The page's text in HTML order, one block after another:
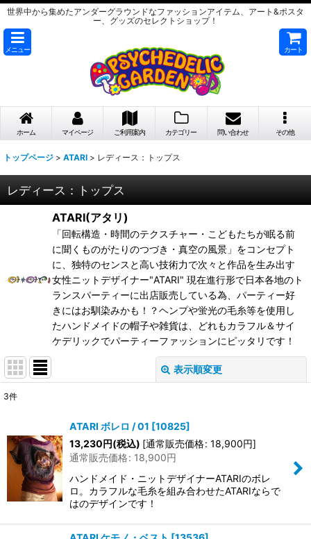
世界中から集めたアンダーグラウンドなファッションアイテム、アート&ポスタ
ー、グッズのセレクトショップ！
メニュー カート
ホーム マイページ ご利用案内 カテゴリー 問い合わせ その他
トップページ > ATARI > レディース：トップス
レディース：トップス
ATARI(アタリ)
「回転構造・時間のテクスチャー・こどもたちが眠る前
に聞くものがたりのつづき・真空の風景」をコンセプト
に、独特のセンスと高い技術力で次々と作品を生み出す
女性ニットデザイナー"ATARI" 現在進行形で日本各地のト
ランスパーティーに出店販売している為、パーティー好
きにはお馴染みかも！？ヘンプや蛍光の毛糸等を使用し
たハンドメイドの帽子や雑貨は、どれもカラフル＆サイ
ケデリックでパーティーファッションにピッタリです！
表示順変更
在庫あり
並び順:
絞り込む
3件
ATARI ボレロ / 01 [10825]
13,230円(税込) [通常販売価格: 18,900円]
通常販売価格: 18,900円
ハンドメイド・ニットデザイナーATARIのボレ
ロ。カラフルな毛糸を組み合わせたATARIならで
はのデザインです！